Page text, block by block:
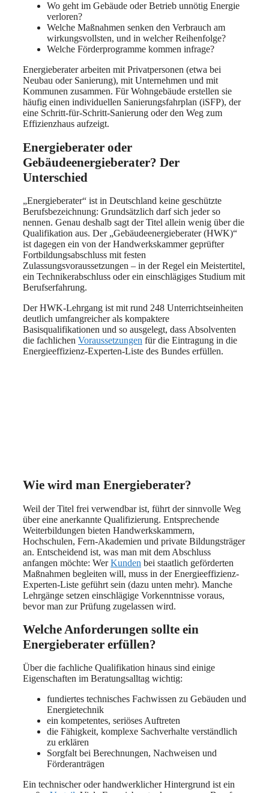
Wo geht im Gebäude oder Betrieb unnötig Energie
verloren?
Welche Maßnahmen senken den Verbrauch am
wirkungsvollsten, und in welcher Reihenfolge?
Welche Förderprogramme kommen infrage?
Energieberater arbeiten mit Privatpersonen (etwa bei
Neubau oder Sanierung), mit Unternehmen und mit
Kommunen zusammen. Für Wohngebäude erstellen sie
häufig einen individuellen Sanierungsfahrplan (iSFP), der
eine Schritt-für-Schritt-Sanierung oder den Weg zum
Effizienzhaus aufzeigt.
Energieberater oder
Gebäudeenergieberater? Der
Unterschied
„Energieberater“ ist in Deutschland keine geschützte
Berufsbezeichnung: Grundsätzlich darf sich jeder so
nennen. Genau deshalb sagt der Titel allein wenig über die
Qualifikation aus. Der „Gebäudeenergieberater (HWK)“
ist dagegen ein von der Handwerkskammer geprüfter
Fortbildungsabschluss mit festen
Zulassungsvoraussetzungen – in der Regel ein Meistertitel,
ein Technikerabschluss oder ein einschlägiges Studium mit
Berufserfahrung.
Der HWK-Lehrgang ist mit rund 248 Unterrichtseinheiten
deutlich umfangreicher als kompaktere
Basisqualifikationen und so ausgelegt, dass Absolventen
die fachlichen Voraussetzungen für die Eintragung in die
Energieeffizienz-Experten-Liste des Bundes erfüllen.
Wie wird man Energieberater?
Weil der Titel frei verwendbar ist, führt der sinnvolle Weg
über eine anerkannte Qualifizierung. Entsprechende
Weiterbildungen bieten Handwerkskammern,
Hochschulen, Fern-Akademien und private Bildungsträger
an. Entscheidend ist, was man mit dem Abschluss
anfangen möchte: WerKunden bei staatlich geförderten
Maßnahmen begleiten will, muss in der Energieeffizienz-
Experten-Liste geführt sein (dazu unten mehr). Manche
Lehrgänge setzen einschlägige Vorkenntnisse voraus,
bevor man zur Prüfung zugelassen wird.
Welche Anforderungen sollte ein
Energieberater erfüllen?
Über die fachliche Qualifikation hinaus sind einige
Eigenschaften im Beratungsalltag wichtig:
fundiertes technisches Fachwissen zu Gebäuden und
Energietechnik
ein kompetentes, seriöses Auftreten
die Fähigkeit, komplexe Sachverhalte verständlich
zu erklären
Sorgfalt bei Berechnungen, Nachweisen und
Förderanträgen
Ein technischer oder handwerklicher Hintergrund ist ein